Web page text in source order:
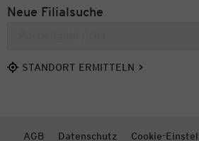
Neue Filialsuche
STANDORT ERMITTELN
AGB Datenschutz Cookie-